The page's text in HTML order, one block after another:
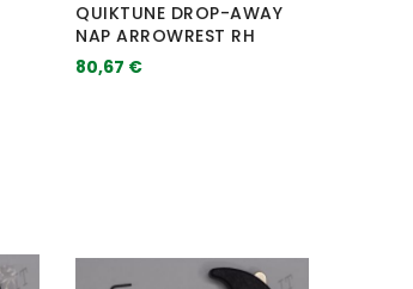
QUIKTUNE DROP-AWAY
NAP ARROWREST RH
80,67 €